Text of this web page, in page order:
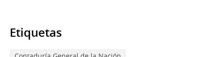
Etiquetas